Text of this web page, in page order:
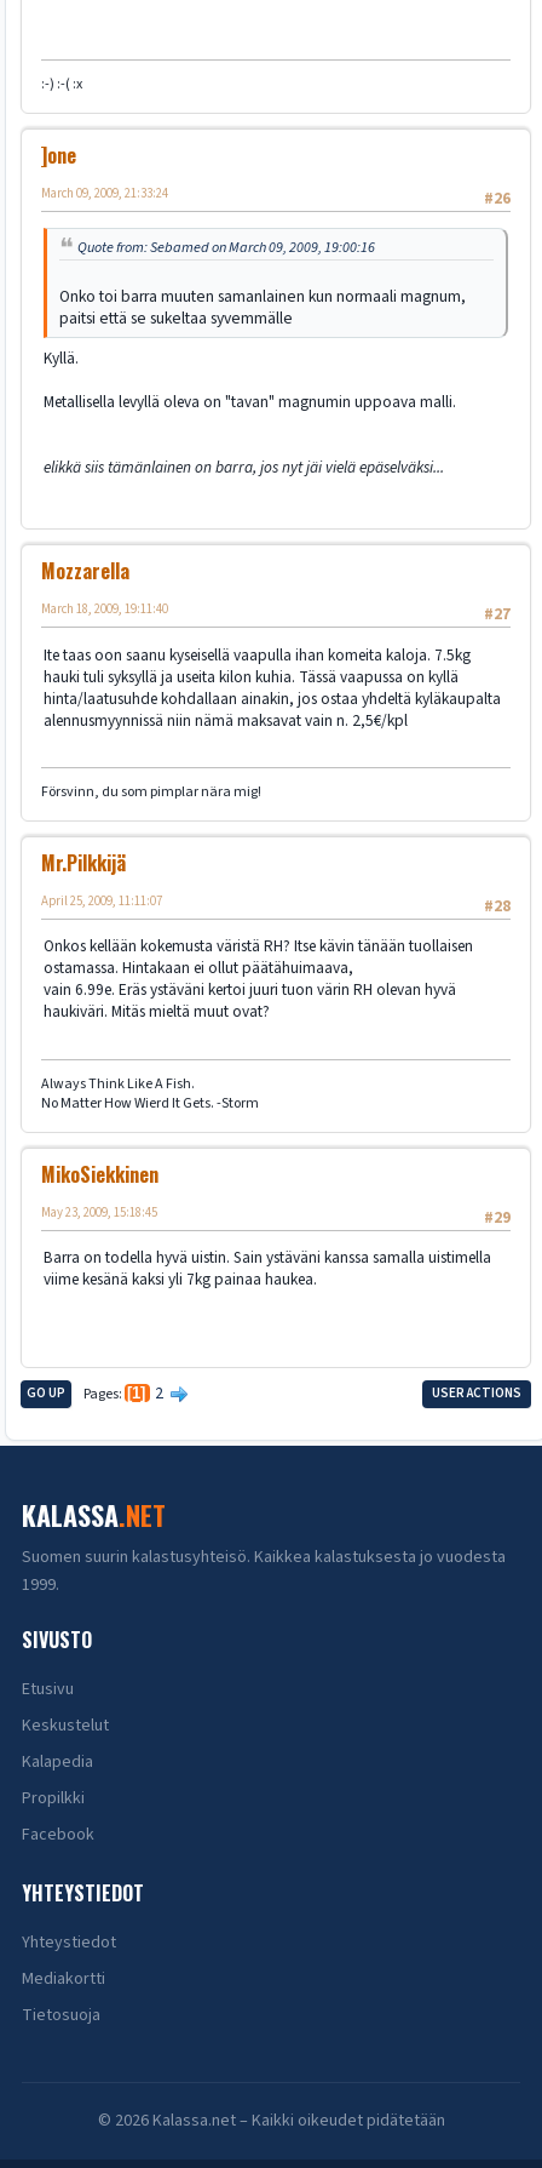
:-) :-( :x
]one
#26
March 09, 2009, 21:33:24
Quote from: Sebamed on March 09, 2009, 19:00:16
Onko toi barra muuten samanlainen kun normaali magnum,
paitsi että se sukeltaa syvemmälle
Kyllä.
Metallisella levyllä oleva on "tavan" magnumin uppoava malli.
elikkä siis tämänlainen on barra, jos nyt jäi vielä epäselväksi...
Mozzarella
#27
March 18, 2009, 19:11:40
Ite taas oon saanu kyseisellä vaapulla ihan komeita kaloja. 7.5kg
hauki tuli syksyllä ja useita kilon kuhia. Tässä vaapussa on kyllä
hinta/laatusuhde kohdallaan ainakin, jos ostaa yhdeltä kyläkaupalta
alennusmyynnissä niin nämä maksavat vain n. 2,5€/kpl
Försvinn, du som pimplar nära mig!
Mr.Pilkkijä
#28
April 25, 2009, 11:11:07
Onkos kellään kokemusta väristä RH? Itse kävin tänään tuollaisen
ostamassa. Hintakaan ei ollut päätähuimaava,
vain 6.99e. Eräs ystäväni kertoi juuri tuon värin RH olevan hyvä
haukiväri. Mitäs mieltä muut ovat?
Always Think Like A Fish.
No Matter How Wierd It Gets. -Storm
MikoSiekkinen
#29
May 23, 2009, 15:18:45
Barra on todella hyvä uistin. Sain ystäväni kanssa samalla uistimella
viime kesänä kaksi yli 7kg painaa haukea.
GO UP Pages 1 2 USER ACTIONS
KALASSA.NET
Suomen suurin kalastusyhteisö. Kaikkea kalastuksesta jo vuodesta
1999.
SIVUSTO
Etusivu
Keskustelut
Kalapedia
Propilkki
Facebook
YHTEYSTIEDOT
Yhteystiedot
Mediakortti
Tietosuoja
© 2026 Kalassa.net – Kaikki oikeudet pidätetään